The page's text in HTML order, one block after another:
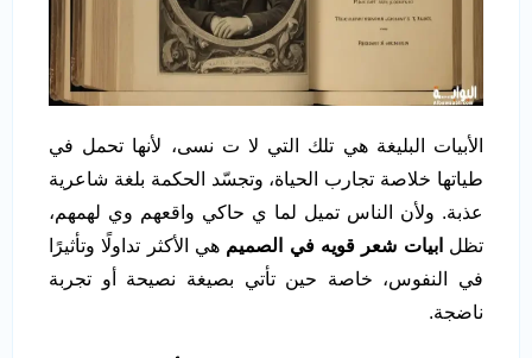
الأبيات البليغة هي تلك التي لا ت نسى، لأنها تحمل في
طياتها خلاصة تجارب الحياة، وتجسّد الحكمة بلغة شاعرية
عذبة. ولأن الناس تميل لما ي حاكي واقعهم وي لهمهم،
تظل ابيات شعر قويه في الصميم هي الأكثر تداولًا وتأثيرًا
في النفوس، خاصة حين تأتي بصيغة نصيحة أو تجربة
ناضجة.